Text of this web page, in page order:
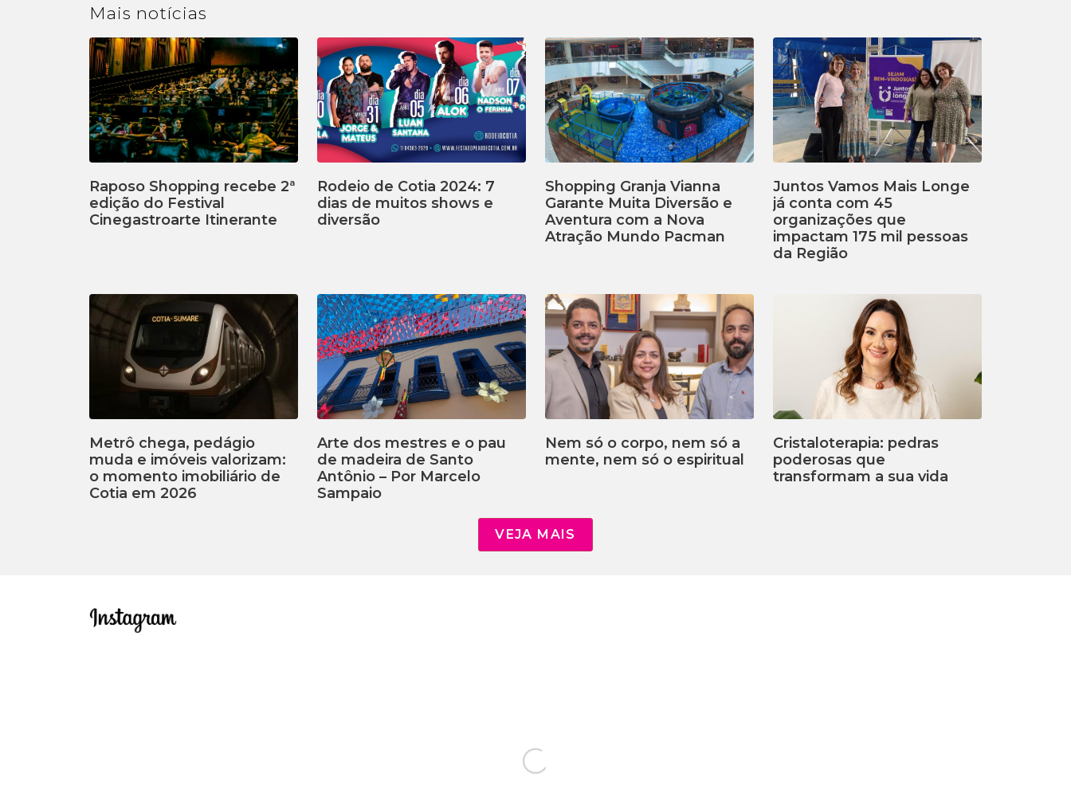
Mais notícias
Raposo Shopping recebe 2ª
edição do Festival
Cinegastroarte Itinerante
Rodeio de Cotia 2024: 7
dias de muitos shows e
diversão
Shopping Granja Vianna
Garante Muita Diversão e
Aventura com a Nova
Atração Mundo Pacman
Juntos Vamos Mais Longe
já conta com 45
organizações que
impactam 175 mil pessoas
da Região
Metrô chega, pedágio
muda e imóveis valorizam:
o momento imobiliário de
Cotia em 2026
Arte dos mestres e o pau
de madeira de Santo
Antônio – Por Marcelo
Sampaio
Nem só o corpo, nem só a
mente, nem só o espiritual
Cristaloterapia: pedras
poderosas que
transformam a sua vida
VEJA MAIS